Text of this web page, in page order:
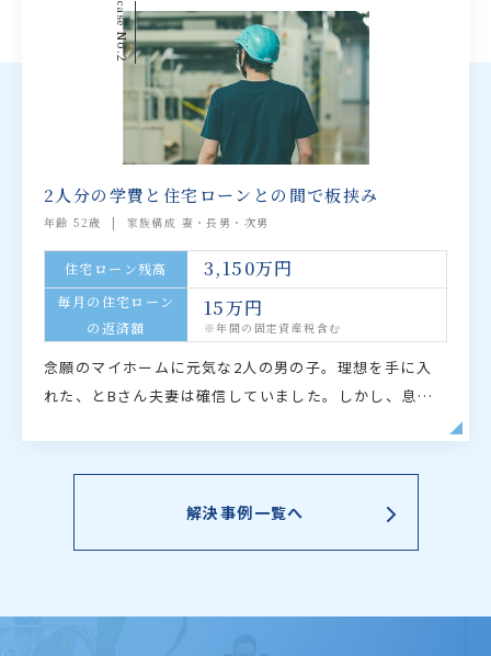
case
No.2
2人分の学費と住宅ローンとの間で板挟み
年齢 52歳 家族構成 妻・長男・次男
住宅ローン残高 3,150万円
毎月の住宅ローン
の返済額
15万円
※年間の固定資産税含む
念願のマイホームに元気な2人の男の子。理想を手に入
れた、とBさん夫妻は確信していました。しかし、息子
が…
解決事例一覧へ